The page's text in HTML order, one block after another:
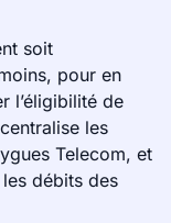
soit
pour en
l’éligibilité de
les
Telecom, et
débits des